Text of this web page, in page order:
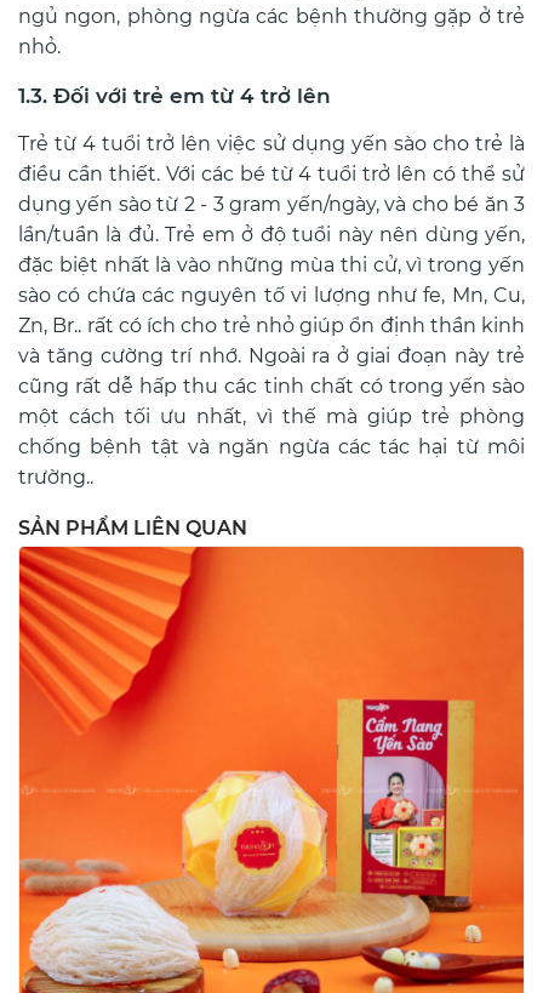
ngủ ngon, phòng ngừa các bệnh thường gặp ở trẻ
nhỏ.
1.3. Đối với trẻ em từ 4 trở lên
Trẻ từ 4 tuổi trở lên việc sử dụng yến sào cho trẻ là
điều cần thiết. Với các bé từ 4 tuổi trở lên có thể sử
dụng yến sào từ 2 - 3 gram yến/ngày, và cho bé ăn 3
lần/tuần là đủ.Trẻ em ở độ tuổi này nên dùng yến,
đặc biệt nhất là vào những mùa thi cử, vì trong yến
sào có chứa các nguyên tố vi lượng như fe, Mn, Cu,
Zn, Br.. rất có ích cho trẻ nhỏ giúp ổn định thần kinh
và tăng cường trí nhớ. Ngoài ra ở giai đoạn này trẻ
cũng rất dễ hấp thu các tinh chất có trong yến sào
một cách tối ưu nhất, vì thế mà giúp trẻ phòng
chống bệnh tật và ngăn ngừa các tác hại từ môi
trường..
SẢN PHẨM LIÊN QUAN